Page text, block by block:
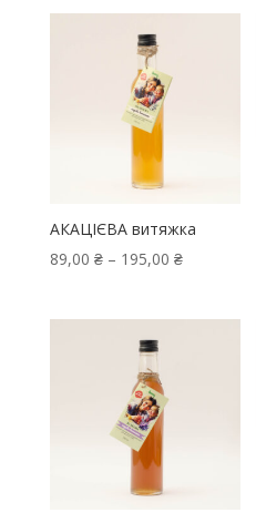
АКАЦІЄВА витяжка
89,00 ₴ – 195,00 ₴Price
89,00 ₴